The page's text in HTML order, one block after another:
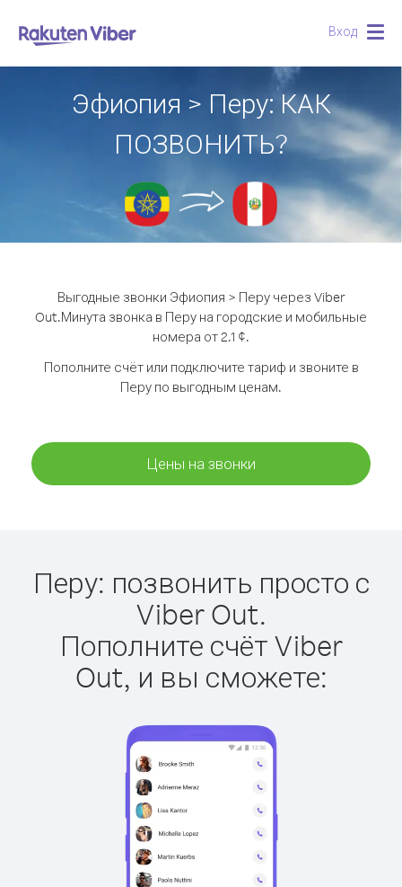
Вход
Эфиопия > Перу: КАК
ПОЗВОНИТЬ?
Выгодные звонки Эфиопия > Перу через Viber
Out.Минута звонка в Перу на городские и мобильные
номера от 2.1 ¢.
Пополните счёт или подключите тариф и звоните в
Перу по выгодным ценам.
Цены на звонки
Перу: позвонить просто с
Viber Out.
Пополните счёт Viber
Out, и вы сможете: